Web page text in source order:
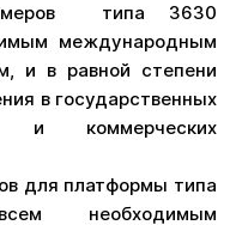
типа 3630
международным
и в равной степени
в государственных
и коммерческих
для платформы типа
необходимым